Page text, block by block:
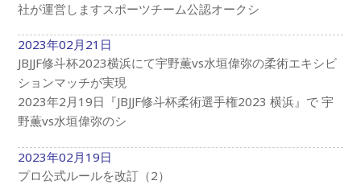
社が運営しますスポーツチーム公認オークシ
2023年02月21日
JBJJF修斗杯2023横浜にて宇野薫vs水垣偉弥の柔術エキシビ
ションマッチが実現
2023年2月19日『JBJJF修斗杯柔術選手権2023 横浜』で 宇
野薫vs水垣偉弥のシ
2023年02月19日
プロ公式ルールを改訂（2）